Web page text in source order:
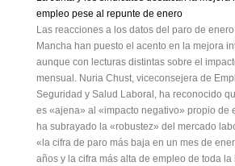
empleo pese al repunte de enero
Las reacciones a los datos del paro de
Mancha han puesto el acento en la mejora
aunque con lecturas distintas sobre el
mensual. Nuria Chust, viceconsejera de
Seguridad y Salud Laboral, ha reconocido
es «ajena» al «impacto negativo» propio de
ha subrayado la «robustez» del mercado
«la cifra de paro más baja en un mes de
años y la cifra más alta de empleo de toda